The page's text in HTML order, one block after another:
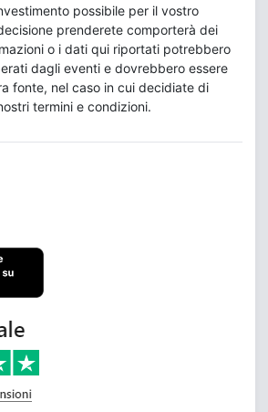
possibile per il vostro
prenderete comporterà dei
o i dati qui riportati potrebbero
dagli eventi e dovrebbero essere
fonte, nel caso in cui decidiate di
termini e condizioni.